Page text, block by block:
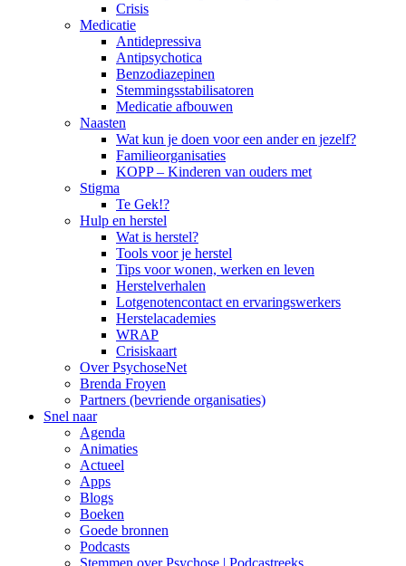
Crisis
Medicatie
Antidepressiva
Antipsychotica
Benzodiazepinen
Stemmingsstabilisatoren
Medicatie afbouwen
Naasten
Wat kun je doen voor een ander en jezelf?
Familieorganisaties
KOPP – Kinderen van ouders met
Stigma
Te Gek!?
Hulp en herstel
Wat is herstel?
Tools voor je herstel
Tips voor wonen, werken en leven
Herstelverhalen
Lotgenotencontact en ervaringswerkers
Herstelacademies
WRAP
Crisiskaart
Over PsychoseNet
Brenda Froyen
Partners (bevriende organisaties)
Snel naar
Agenda
Animaties
Actueel
Apps
Blogs
Boeken
Goede bronnen
Podcasts
Stemmen over Psychose | Podcastreeks